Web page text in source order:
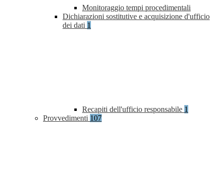
Monitoraggio tempi procedimentali
Dichiarazioni sostitutive e acquisizione d'ufficio
dei dati 1
Recapiti dell'ufficio responsabile 1
Provvedimenti 107